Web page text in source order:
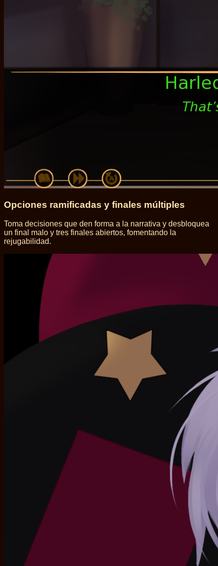
Opciones ramificadas y finales múltiples
Toma decisiones que den forma a la narrativa y desbloquea
un final malo y tres finales abiertos, fomentando la
rejugabilidad.